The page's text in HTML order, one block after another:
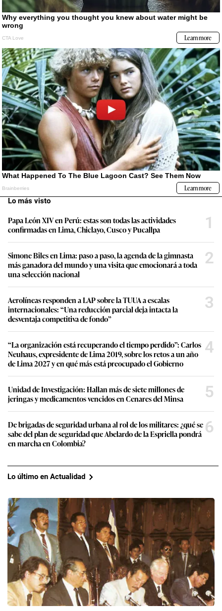
Lo más visto
Papa León XIV en Perú: estas son todas las actividades
confirmadas en Lima, Chiclayo, Cusco y Pucallpa
1
Simone Biles en Lima: paso a paso, la agenda de la gimnasta
más ganadora del mundo y una visita que emocionará a toda
una selección nacional
2
Aerolíneas responden a LAP sobre la TUUA a escalas
internacionales: “Una reducción parcial deja intacta la
desventaja competitiva de fondo”
3
“La organización está recuperando el tiempo perdido”: Carlos
Neuhaus, expresidente de Lima 2019, sobre los retos a un año
de Lima 2027 y en qué más está preocupado el Gobierno
4
Unidad de Investigación: Hallan más de siete millones de
jeringas y medicamentos vencidos en Cenares del Minsa
5
De brigadas de seguridad urbana al rol de los militares: ¿qué se
sabe del plan de seguridad que Abelardo de la Espriella pondrá
en marcha en Colombia?
6
Lo último en Actualidad